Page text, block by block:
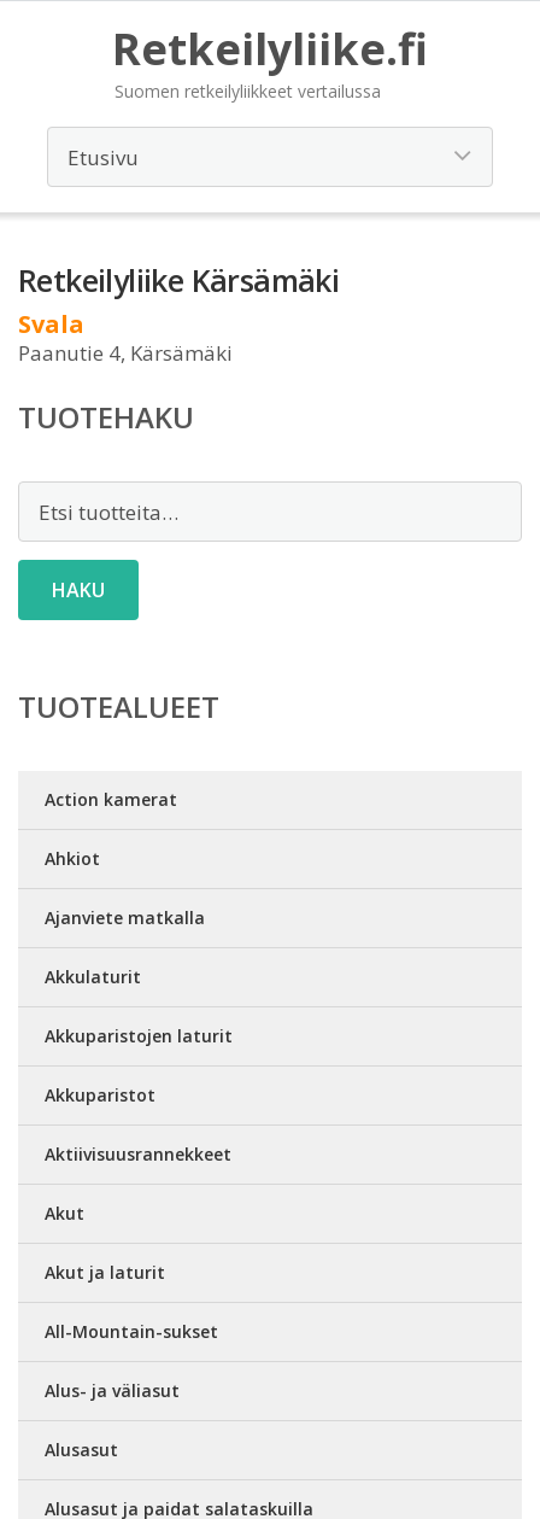
Retkeilyliike.fi
Suomen retkeilyliikkeet vertailussa
Retkeilyliike Kärsämäki
Svala
Paanutie 4, Kärsämäki
TUOTEHAKU
HAKU
TUOTEALUEET
Action kamerat
Ahkiot
Ajanviete matkalla
Akkulaturit
Akkuparistojen laturit
Akkuparistot
Aktiivisuusrannekkeet
Akut
Akut ja laturit
All-Mountain-sukset
Alus- ja väliasut
Alusasut
Alusasut ja paidat salataskuilla